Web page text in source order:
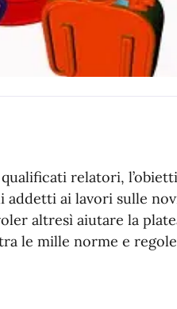
relatori,
addetti ai lavori sulle
altresì aiutare la
le mille norme e